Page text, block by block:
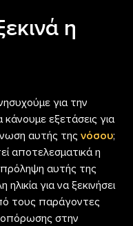
η
για την
εξετάσεις για
αυτής της νόσου;
αποτελεσματικά η
αυτής της
για να ξεκινήσει
τους παράγοντες
στην